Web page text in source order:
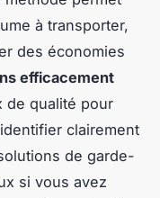
à transporter,
des économies
efficacement
de qualité pour
clairement
de garde-
si vous avez